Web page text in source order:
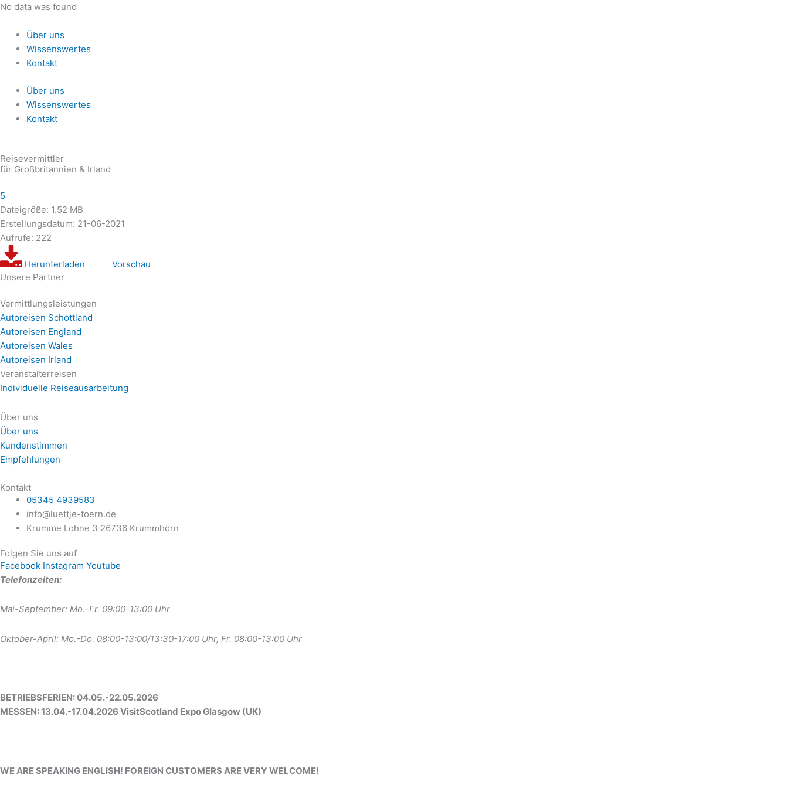
Zum
springen
No data was found
Über uns
Wissenswertes
Kontakt
Über uns
Wissenswertes
Kontakt
Reisevermittler
für Großbritannien & Irland
5
Dateigröße: 1.52 MB
Erstellungsdatum: 21-06-2021
Aufrufe: 222
Herunterladen
Vorschau
Unsere Partner
Vermittlungsleistungen
Autoreisen Schottland
Autoreisen England
Autoreisen Wales
Autoreisen Irland
Veranstalterreisen
Individuelle Reiseausarbeitung
Über uns
Über uns
Kundenstimmen
Empfehlungen
Kontakt
05345 4939583
info@luettje-toern.de
Krumme Lohne 3 26736 Krummhörn
Folgen Sie uns auf
Facebook Instagram Youtube
Telefonzeiten:
Mai-September: Mo.-Fr. 09:00-13:00 Uhr
Oktober-April: Mo.-Do. 08:00-13:00/13:30-17:00 Uhr, Fr. 08:00-13:00 Uhr
BETRIEBSFERIEN: 04.05.-22.05.2026
MESSEN: 13.04.-17.04.2026 VisitScotland Expo Glasgow (UK)
WE ARE SPEAKING ENGLISH! FOREIGN CUSTOMERS ARE VERY WELCOME!